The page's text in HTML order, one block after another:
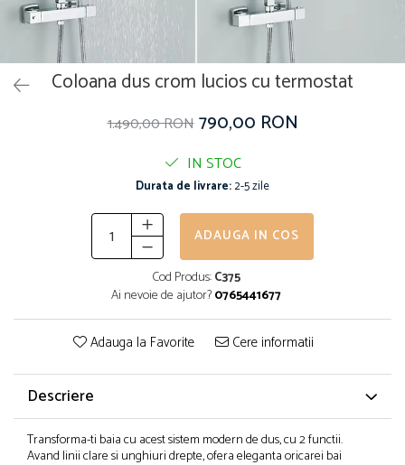
Coloana dus crom lucios cu termostat
1.490,00 RON 790,00 RON
IN STOC
Durata de livrare:2-5 zile
ADAUGA IN COS
Cod Produs:C375
Ai nevoie de ajutor?0765441677
Adauga la Favorite Cere informatii
Descriere
Transforma-ti baia cu acest sistem modern de dus, cu 2 functii.
Avand linii clare si unghiuri drepte, ofera eleganta oricarei bai